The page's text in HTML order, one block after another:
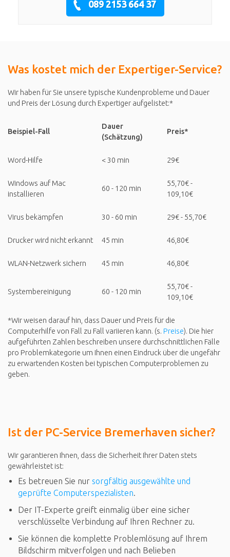
089 2153 664 37
Was kostet mich der Expertiger-Service?
Wir haben für Sie unsere typische Kundenprobleme und Dauer
und Preis der Lösung durch Expertiger aufgelistet:*
Beispiel-Fall
Dauer
(Schätzung)
Preis*
Word-Hilfe < 30 min 29€
Windows auf Mac
installieren
60 - 120 min
55,70€ -
109,10€
Virus bekämpfen 30 - 60 min 29€ - 55,70€
Drucker wird nicht erkannt 45 min 46,80€
WLAN-Netzwerk sichern 45 min 46,80€
Systembereinigung 60 - 120 min
55,70€ -
109,10€
*Wir weisen darauf hin, dass Dauer und Preis für die
Computerhilfe von Fall zu Fall variieren kann. (s. Preise). Die hier
aufgeführten Zahlen beschreiben unsere durchschnittlichen Fälle
pro Problemkategorie um Ihnen einen Eindruck über die ungefähr
zu erwartenden Kosten bei typischen Computerproblemen zu
geben.
Ist der PC-Service Bremerhaven sicher?
Wir garantieren Ihnen, dass die Sicherheit Ihrer Daten stets
gewährleistet ist:
Es betreuen Sie nur sorgfältig ausgewählte und
geprüfte Computerspezialisten.
Der IT-Experte greift einmalig über eine sicher
verschlüsselte Verbindung auf Ihren Rechner zu.
Sie können die komplette Problemlösung auf Ihrem
Bildschirm mitverfolgen und nach Belieben